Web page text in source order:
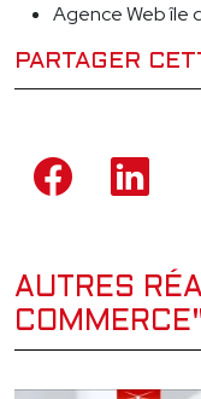
Agence Web île
PARTAGER
AUTRES